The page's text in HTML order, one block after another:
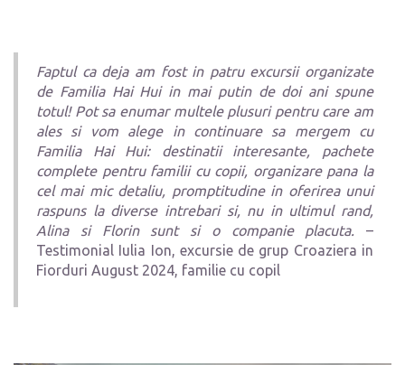
Faptul ca deja am fost in patru excursii organizate
de Familia Hai Hui in mai putin de doi ani spune
totul! Pot sa enumar multele plusuri pentru care am
ales si vom alege in continuare sa mergem cu
Familia Hai Hui: destinatii interesante, pachete
complete pentru familii cu copii, organizare pana la
cel mai mic detaliu, promptitudine in oferirea unui
raspuns la diverse intrebari si, nu in ultimul rand,
Alina si Florin sunt si o companie placuta. –
Testimonial Iulia Ion, excursie de grup Croaziera in
Fiorduri August 2024, familie cu copil